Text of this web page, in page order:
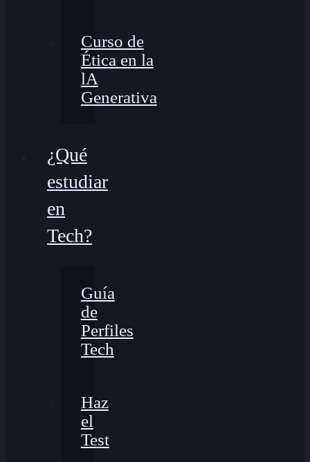
Curso de
Ética en la
lA
Generativa
¿Qué
estudiar
en
Tech?
Guía
de
Perfiles
Tech
Haz
el
Test